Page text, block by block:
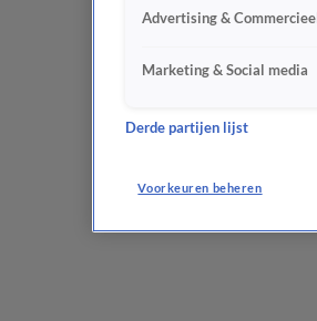
Advertising &
Marketing & Social media
Derde partijen lijst
Voorkeuren beheren